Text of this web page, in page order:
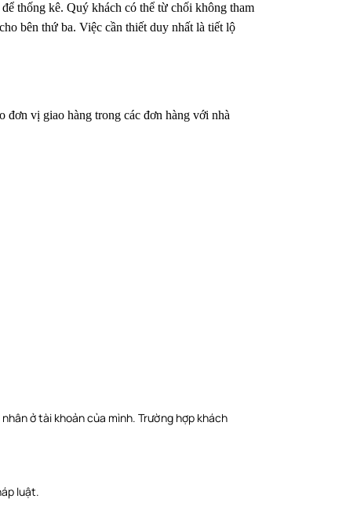
thống kê. Quý khách có thể từ chối không tham
bên thứ ba. Việc cần thiết duy nhất là tiết lộ
đơn vị giao hàng trong các đơn hàng với nhà
ở tài khoản của mình. Trường hợp khách
luật.